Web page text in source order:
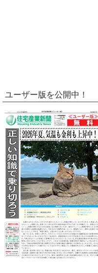
ユーザー版を公開中！